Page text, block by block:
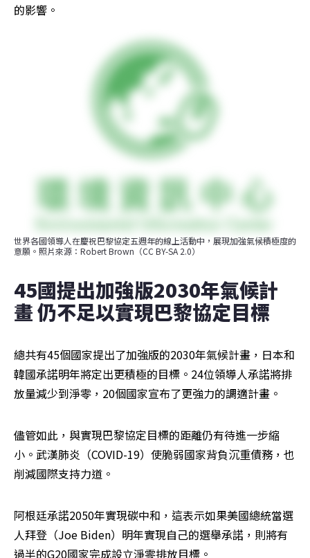
的影響。
世界各國領導人在慶祝巴黎協定五週年的線上活動中，展現加強氣候積極度的
意願。照片來源：Robert Brown（CC BY-SA 2.0）
45國提出加強版2030年氣候計
畫 仍不足以實現巴黎協定目標
總共有45個國家提出了加強版的2030年氣候計畫，日本和
韓國承諾明年將定出更積極的目標。24位領導人承諾將排
放量減少到淨零，20個國家宣布了更強力的調適計畫。
儘管如此，與實現巴黎協定目標的距離仍有待進一步縮
小。武漢肺炎（COVID-19）使脆弱國家背負沉重債務，也
削減國際支持力道。
阿根廷承諾2050年實現碳中和，這表示如果美國總統當選
人拜登（Joe Biden）明年實現自己的選舉承諾，則將有
過半的G20國家完成設立淨零排放目標。